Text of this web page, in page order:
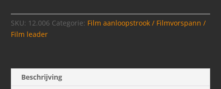
SKU: 12.006 Categorie: Film aanloopstrook / Filmvorspann /
Film leader
Beschrijving